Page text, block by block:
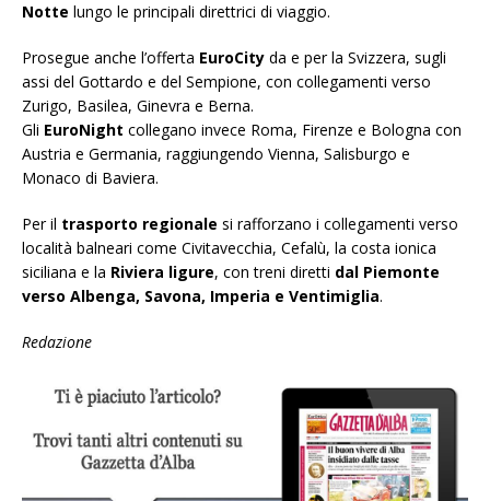
Notte lungo le principali direttrici di viaggio.
Prosegue anche l’offerta EuroCity da e per la Svizzera, sugli
assi del Gottardo e del Sempione, con collegamenti verso
Zurigo, Basilea, Ginevra e Berna.
Gli EuroNight collegano invece Roma, Firenze e Bologna con
Austria e Germania, raggiungendo Vienna, Salisburgo e
Monaco di Baviera.
Per il trasporto regionale si rafforzano i collegamenti verso
località balneari come Civitavecchia, Cefalù, la costa ionica
siciliana e la Riviera ligure, con treni diretti dal Piemonte
verso Albenga, Savona, Imperia e Ventimiglia.
Redazione